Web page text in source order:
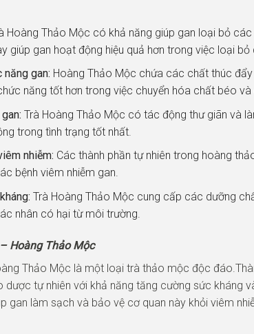
Hoàng Thảo Mộc có khả năng giúp gan loại bỏ
giúp gan hoạt động hiệu quả hơn trong việc loại
gan: Hoàng Thảo Mộc chứa các chất thúc
năng tốt hơn trong việc chuyển hóa chất béo
Trà Hoàng Thảo Mộc có tác động thư giãn và
trong tình trạng tốt nhất.
nhiễm: Các thành phần tự nhiên trong hoàng
bệnh viêm nhiễm gan.
Trà Hoàng Thảo Mộc cung cấp các dưỡng
nhân có hại từ môi trường.
Hoàng Thảo Mộc
Thảo Mộc là một loại trà thảo mộc độc
dược tự nhiên với khả năng tăng cường sức kháng
gan làm sạch và bảo vệ cơ quan này khỏi viêm